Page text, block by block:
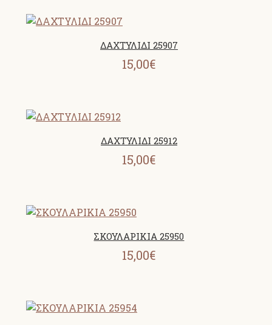
ΔΑΧΤΥΛΙΔΙ 25907
15,00€
ΔΑΧΤΥΛΙΔΙ 25912
15,00€
ΣΚΟΥΛΑΡΙΚΙΑ 25950
15,00€